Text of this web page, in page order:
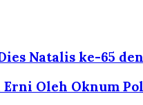
Natalis ke-65
Oleh Oknum